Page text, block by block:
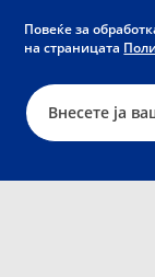
Повеќе за
на страницата